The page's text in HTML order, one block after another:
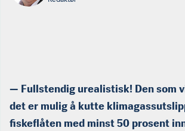
— Fullstendig urealistisk! Den som
det er mulig å kutte
fiskeflåten med minst 50 prosent